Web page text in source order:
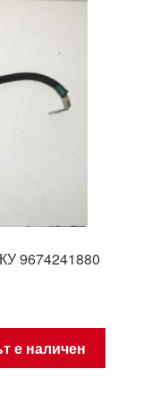
9674241880
е наличен